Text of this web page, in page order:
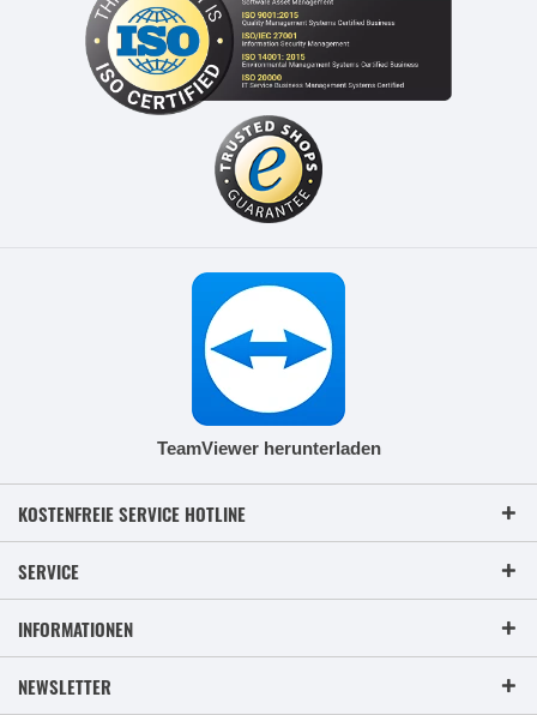
TeamViewer herunterladen
KOSTENFREIE SERVICE HOTLINE
SERVICE
INFORMATIONEN
NEWSLETTER